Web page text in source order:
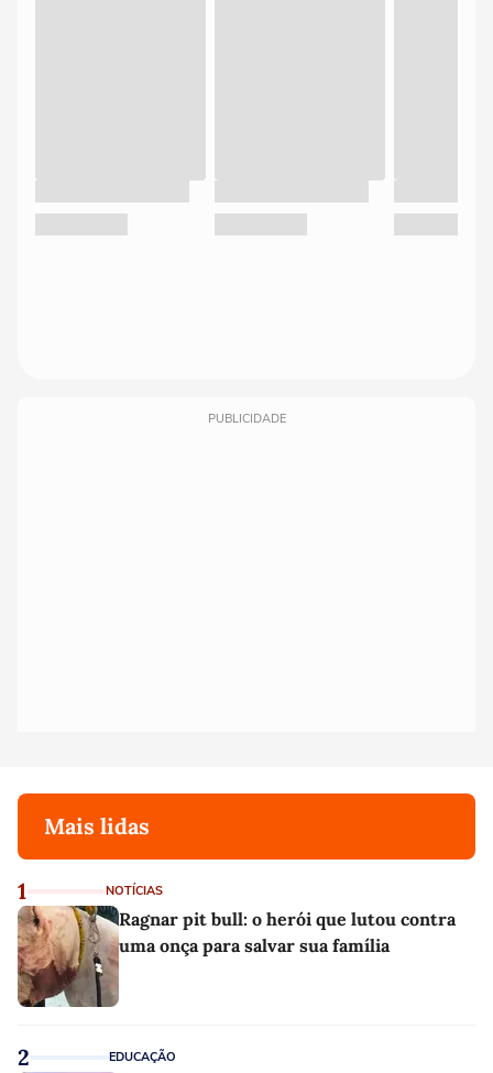
PUBLICIDADE
Mais lidas
1 NOTÍCIAS
Ragnar pit bull: o herói que lutou contra
uma onça para salvar sua família
2 EDUCAÇÃO